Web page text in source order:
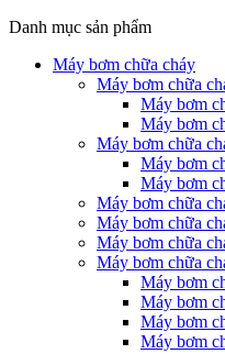
Danh mục sản phẩm
Máy bơm chữa cháy
Máy bơm chữa
Máy bơm
Máy bơm
Máy bơm chữa
Máy bơm
Máy bơm
Máy bơm chữa
Máy bơm chữa
Máy bơm chữa
Máy bơm chữa
Máy bơm
Máy bơm
Máy bơm
Máy bơm